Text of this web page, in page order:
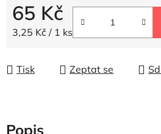
65 Kč
Měrná cena:
3,25 Kč / 1 ks
Tisk Zeptat se
Popis